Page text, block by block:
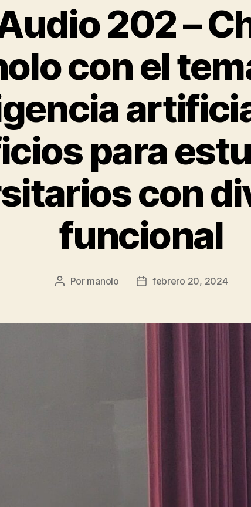
202 –
con el
para
con
funcional
Autor
entrada
Por manolo
Fecha
entrada
febrero 20, 2024